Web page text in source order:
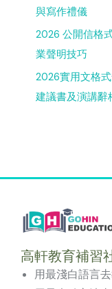
與寫作禮儀
2026 公開信格
業聲明技巧
2026實用文格
建議書及演講辭
高軒教育補習
用最淺白語言